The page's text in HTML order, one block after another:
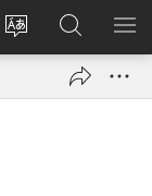
Webisayitete
(opens
JW.ORG
Aana
Hasiꞌri